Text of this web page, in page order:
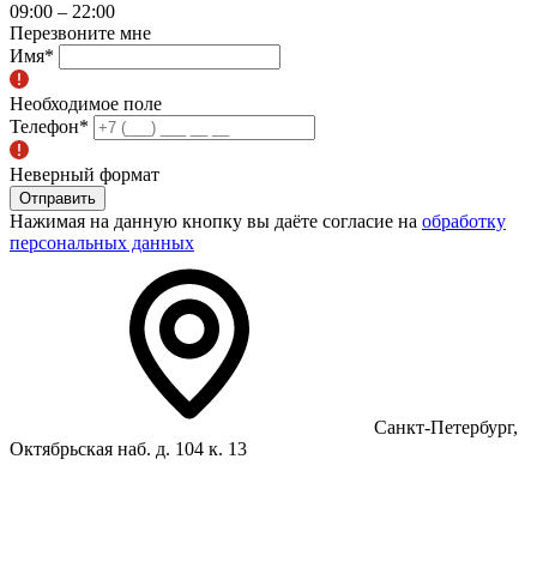
09:00 – 22:00
Перезвоните мне
Имя*
Необходимое поле
Телефон*
Неверный формат
Отправить
Нажимая на данную кнопку вы даёте согласие на обработку
персональных данных
Санкт-Петербург,
Октябрьская наб. д. 104 к. 13